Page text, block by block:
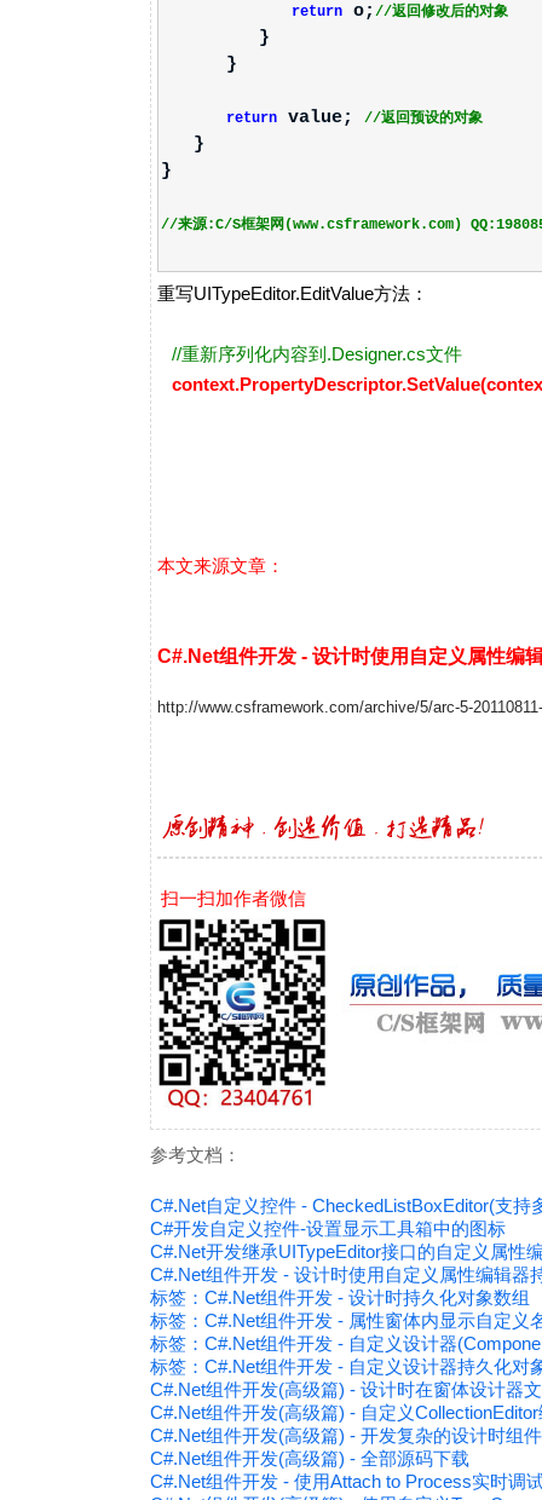
return o; //返回修改后的对象
}
}
return value; //返回预设的对象
}
}
//来源:C/S框架网(www.csframework.com)
重写UITypeEditor.EditValue方法：
//重新序列化内容到.Designer.cs文件
本文来源文章：
C#.Net组件开发 - 设计时使用自定义属性编
http://www.csframework.com/archive/5/arc-5-
扫一扫加作者微信
参考文档：
C#.Net自定义控件 - CheckedListBoxEditor(支持
C#开发自定义控件-设置显示工具箱中的图标
C#.Net开发继承UITypeEditor接口的自定义属性
C#.Net组件开发 - 设计时使用自定义属性编辑器
标签：C#.Net组件开发 - 设计时持久化对象数组
标签：C#.Net组件开发 - 属性窗体内显示自定义
标签：C#.Net组件开发 - 自定义设计器
标签：C#.Net组件开发 - 自定义设计器持久化对
C#.Net组件开发(高级篇) - 设计时在窗体设计器
C#.Net组件开发(高级篇) - 自定义
C#.Net组件开发(高级篇) - 开发复杂的设计时组
C#.Net组件开发(高级篇) - 全部源码下载
C#.Net组件开发 - 使用Attach to Process实时调